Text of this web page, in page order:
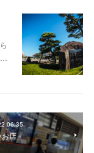
…
06:35
お店